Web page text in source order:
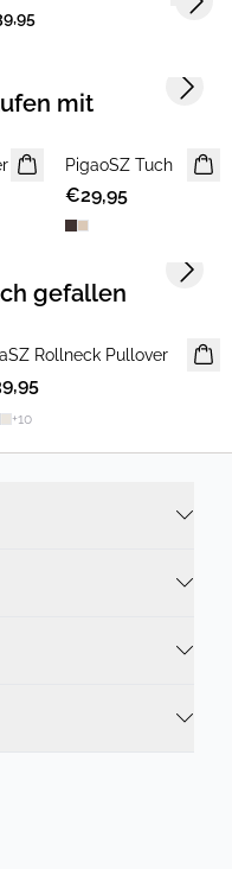
mit
NEUHEIT
PigaoSZ Tuch
€29,95
Next
gefallen
Rollneck Pullover
+10
Next